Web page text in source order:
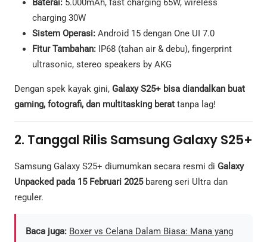
charging 30W
Sistem Operasi: Android 15 dengan One UI 7.0
Fitur Tambahan: IP68 (tahan air & debu), fingerprint
ultrasonic, stereo speakers by AKG
Dengan spek kayak gini, Galaxy S25+ bisa diandalkan buat
gaming, fotografi, dan multitasking berat tanpa lag!
2. Tanggal Rilis Samsung Galaxy S25+
Samsung Galaxy S25+ diumumkan secara resmi di Galaxy
Unpacked pada 15 Februari 2025bareng seri Ultra dan
reguler.
Baca juga: Boxer vs Celana Dalam Biasa: Mana yang